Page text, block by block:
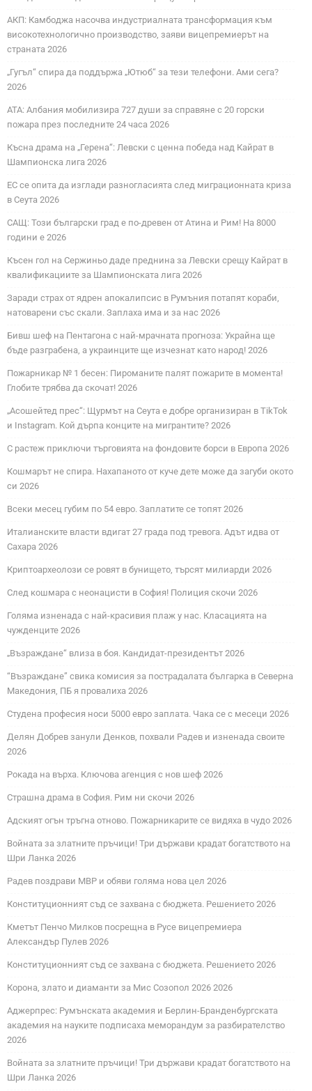
АКП: Камбоджа насочва индустриалната трансформация към
високотехнологично производство, заяви вицепремиерът на
страната 2026
„Гугъл“ спира да поддържа „Ютюб“ за тези телефони. Ами сега?
2026
АТА: Албания мобилизира 727 души за справяне с 20 горски
пожара през последните 24 часа 2026
Късна драма на „Герена“: Левски с ценна победа над Кайрат в
Шампионска лига 2026
ЕС се опита да изглади разногласията след миграционната криза
в Сеута 2026
САЩ: Този български град е по-древен от Атина и Рим! На 8000
години е 2026
Късен гол на Сержиньо даде преднина за Левски срещу Кайрат в
квалификациите за Шампионската лига 2026
Заради страх от ядрен апокалипсис в Румъния потапят кораби,
натоварени със скали. Заплаха има и за нас 2026
Бивш шеф на Пентагона с най-мрачната прогноза: Украйна ще
бъде разграбена, а украинците ще изчезнат като народ! 2026
Пожарникар № 1 бесен: Пироманите палят пожарите в момента!
Глобите трябва да скочат! 2026
„Асошейтед прес“: Щурмът на Сеута е добре организиран в TikTok
и Instagram. Кой дърпа конците на мигрантите? 2026
С растеж приключи търговията на фондовите борси в Европа 2026
Кошмарът не спира. Нахапаното от куче дете може да загуби окото
си 2026
Всеки месец губим по 54 евро. Заплатите се топят 2026
Италианските власти вдигат 27 града под тревога. Адът идва от
Сахара 2026
Криптоархеолози се ровят в бунището, търсят милиарди 2026
След кошмара с неонацисти в София! Полиция скочи 2026
Голяма изненада с най-красивия плаж у нас. Класацията на
чужденците 2026
„Възраждане“ влиза в боя. Кандидат-президентът 2026
“Възраждане” свика комисия за пострадалата българка в Северна
Македония, ПБ я провалиха 2026
Студена професия носи 5000 евро заплата. Чака се с месеци 2026
Делян Добрев занули Денков, похвали Радев и изненада своите
2026
Рокада на върха. Ключова агенция с нов шеф 2026
Страшна драма в София. Рим ни скочи 2026
Адският огън тръгна отново. Пожарникарите се видяха в чудо 2026
Войната за златните пръчици! Три държави крадат богатството на
Шри Ланка 2026
Радев поздрави МВР и обяви голяма нова цел 2026
Конституционният съд се захвана с бюджета. Решението 2026
Кметът Пенчо Милков посрещна в Русе вицепремиера
Александър Пулев 2026
Конституционният съд се захвана с бюджета. Решението 2026
Корона, злато и диаманти за Мис Созопол 2026 2026
Аджерпрес: Румънската академия и Берлин-Бранденбургската
академия на науките подписаха меморандум за разбирателство
2026
Войната за златните пръчици! Три държави крадат богатството на
Шри Ланка 2026